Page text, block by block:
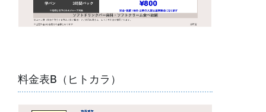
料金表B（ヒトカラ）